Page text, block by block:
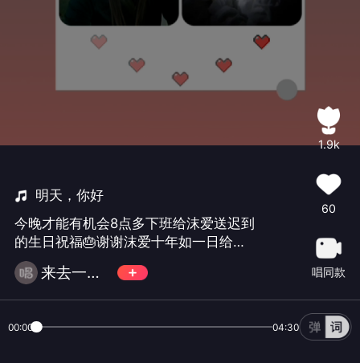
明天，你好
今晚才能有机会8点多下班给沫爱送迟到
的生日祝福🎂谢谢沫爱十年如一日给我
的鼓励和支持✌️我升了四个调把女生伴
唱变成童音增加色彩✌️#勿礼#
来去一阵风🐲🐉
1.9k
60
唱同款
00:00 04:30